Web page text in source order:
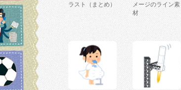
ラスト（まとめ）
メージのライン素
材